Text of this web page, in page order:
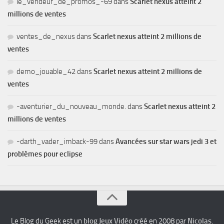
millions de ventes
ventes_de_nexusdansScarlet nexus atteint 2 millions de
ventes
demo_jouable_42dansScarlet nexus atteint 2 millions de
ventes
-aventurier_du_nouveau_monde. dansScarlet nexus atteint 2
millions de ventes
-darth_vader_imback-99dansAvancées sur star wars jedi 3 et
problèmes pour eclipse
Le Blog du Geek est un blog Jeux Vidéocréé en 2008 par Nicolas.